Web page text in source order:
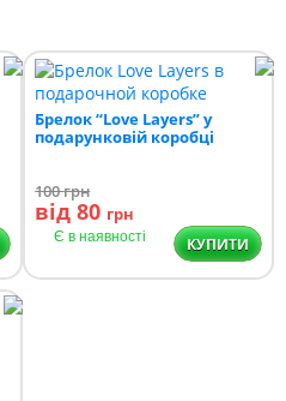
Брелок “Love Layers” у
подарунковій коробці
100грн
від 80 грн
Є в наявності КУПИТИ